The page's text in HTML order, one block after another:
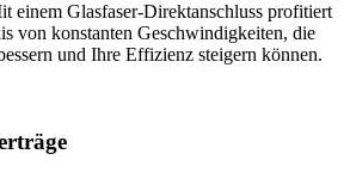
einem Glasfaser-Direktanschluss profitiert
von konstanten Geschwindigkeiten, die
und Ihre Effizienz steigern können.